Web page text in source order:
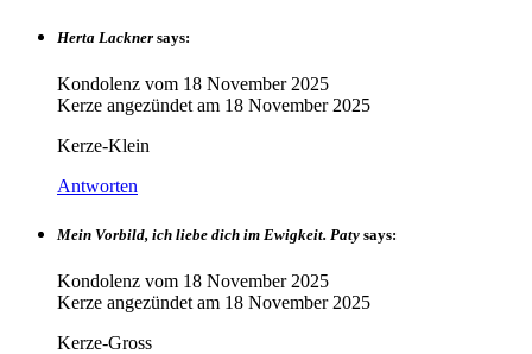
Herta Lackner says:
Kondolenz vom 18 November 2025
Kerze angezündet am 18 November 2025
Kerze-Klein
Antworten
Mein Vorbild, ich liebe dich im Ewigkeit. Paty says:
Kondolenz vom 18 November 2025
Kerze angezündet am 18 November 2025
Kerze-Gross